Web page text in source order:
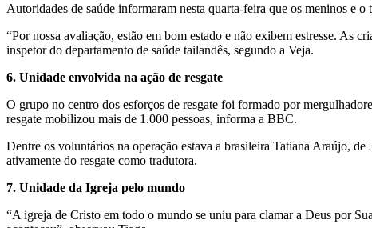
Autoridades de saúde informaram nesta quarta-feira que os meninos e
“Por nossa avaliação, estão em bom estado e não exibem estresse. As
inspetor do departamento de saúde tailandês, segundo a Veja.
6. Unidade envolvida na ação de resgate
O grupo no centro dos esforços de resgate foi formado por
resgate mobilizou mais de 1.000 pessoas, informa a BBC.
Dentre os voluntários na operação estava a brasileira Tatiana Araújo,
ativamente do resgate como tradutora.
7. Unidade da Igreja pelo mundo
“A igreja de Cristo em todo o mundo se uniu para clamar a Deus por